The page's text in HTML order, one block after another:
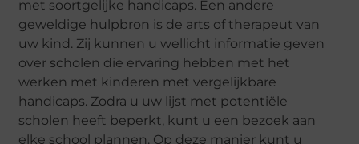
met soortgelijke handicaps. Een andere
geweldige hulpbron is de arts of therapeut van
uw kind. Zij kunnen u wellicht informatie geven
over scholen die ervaring hebben met het
werken met kinderen met vergelijkbare
handicaps. Zodra u uw lijst met potentiële
scholen heeft beperkt, kunt u een bezoek aan
elke school plannen. Op deze manier kunt u